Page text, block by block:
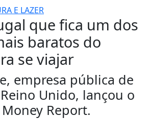
E LAZER
que fica um dos
baratos do
se viajar
empresa pública de
Unido, lançou o
Report.